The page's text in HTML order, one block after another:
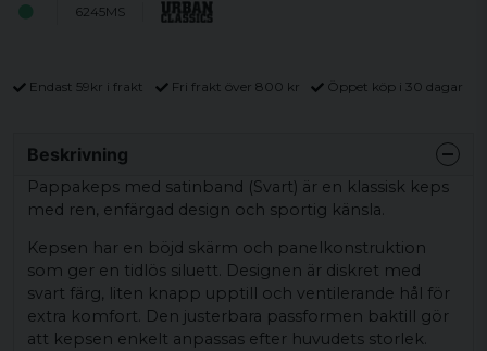
6245MS
Endast 59kr i frakt Fri frakt över 800 kr Öppet köp i 30 dagar
Beskrivning
Pappakeps med satinband (Svart) är en klassisk keps
med ren, enfärgad design och sportig känsla.
Kepsen har en böjd skärm och panelkonstruktion
som ger en tidlös siluett. Designen är diskret med
svart färg, liten knapp upptill och ventilerande hål för
extra komfort. Den justerbara passformen baktill gör
att kepsen enkelt anpassas efter huvudets storlek.